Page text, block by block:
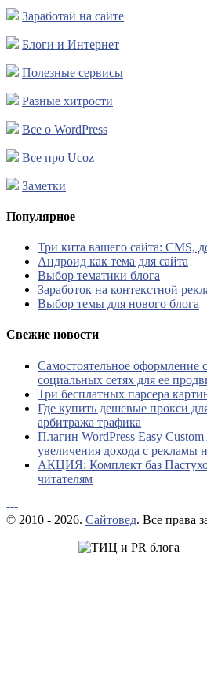
Заработай на сайте
Блоги и Интернет
Полезные сервисы
Разные хитрости
Все о WordPress
Все про Ucoz
Заметки
Популярное
Три кита вашего сайта: CMS,
Андроид как тема для сайта
Выбор тематики блога
Заработок на контекстной
Выбор темы для нового блога
Свежие новости
Самостоятельное оформление
социальных сетях для ее
Три бесплатных парсера
Где купить дешевые прокси
арбитража трафика
Плагин WordPress Easy
увеличения дохода с рекламы
АКЦИЯ: Комплект баз
читателям
---
© 2010 - 2026. Сайтовед. Все права